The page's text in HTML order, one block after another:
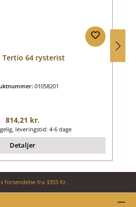
Tertio 64 rysterist
01058201
Almindelig pris:
814,21 kr.
leveringstid: 4-6 dage
Detaljer
forsendelse fra 3355 Kr.